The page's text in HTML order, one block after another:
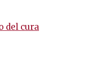
del cura